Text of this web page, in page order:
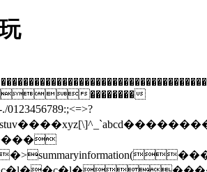
��������